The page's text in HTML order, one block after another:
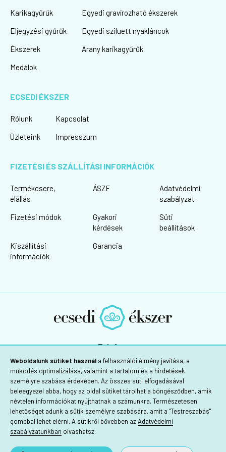
Weboldalunk sütiket használ a felhasználói élmény javítása, a
működés optimalizálása, valamint a tartalom és a hirdetések
személyre szabása érdekében. Az összes süti elfogadásával
beleegyezel abba, hogy az oldal sütiket tárolhat a böngésződben, amik
névtelen információkat nyújthatnak a számunkra. Természetesen
lehetőséget adunk a sütik személyre szabására, amit a "Testreszabás"
gombbal lehet elérni. A sütikről bővebben azAdatvédelmi
szabályzatunkban olvashatsz.
Karikagyűrűk
Eljegyzési gyűrűk
Ékszerek
Medálok
Egyedi gravírozható ékszerek
Egyedi sziluett nyakláncok
Arany karikagyűrűk
ECSEDI ÉKSZER
Rólunk
Üzleteink
Kapcsolat
Impresszum
FIZETÉSI ÉS SZÁLLÍTÁSI INFORMÁCIÓK
Termékcsere,
elállás
Fizetési módok
Kiszállítási
információk
ÁSZF
Gyakori
kérdések
Garancia
Adatvédelmi
szabályzat
Süti
beállítások
Telefon:
+36 30/725-1160